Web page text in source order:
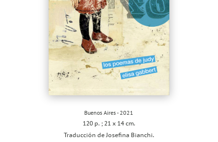
Buenos Aires - 2021
120 p. ; 21 x 14 cm.
Traducción de Josefina Bianchi.